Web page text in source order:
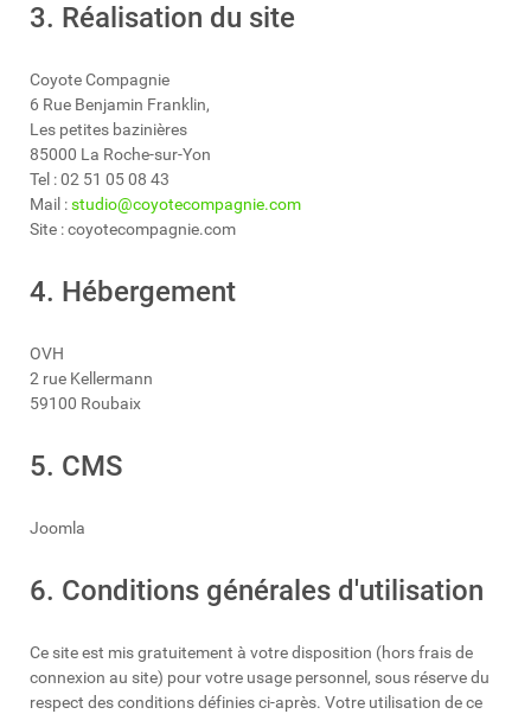
3. Réalisation du site
Coyote Compagnie
6 Rue Benjamin Franklin,
Les petites bazinières
85000 La Roche-sur-Yon
Tel : 02 51 05 08 43
Mail :studio@coyotecompagnie.com
Site : coyotecompagnie.com
4. Hébergement
OVH
2 rue Kellermann
59100 Roubaix
5. CMS
Joomla
6. Conditions générales d'utilisation
Ce site est mis gratuitement à votre disposition (hors frais de
connexion au site) pour votre usage personnel, sous réserve du
respect des conditions définies ci-après. Votre utilisation de ce